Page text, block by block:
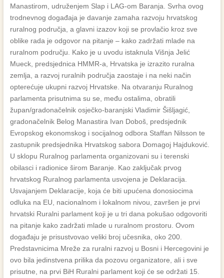
Manastirom, udruženjem Slap i LAG-om Baranja. Svrha ovog
trodnevnog događaja je davanje zamaha razvoju hrvatskog
ruralnog područja, a glavni izazov koji se provlačio kroz sve
oblike rada je odgovor na pitanje – kako zadržati mlade na
ruralnom području. Kako je u uvodu istaknula Višnja Jelić
Mueck, predsjednica HMMR-a, Hrvatska je izrazito ruralna
zemlja, a razvoj ruralnih područja zaostaje i na neki način
opterećuje ukupni razvoj Hrvatske. Na otvaranju Ruralnog
parlamenta prisutnima su se, među ostalima, obratili
župan/gradonačelnik osječko-baranjski Vladimir Šišljagić,
gradonačelnik Belog Manastira Ivan Doboš, predsjednik
Evropskog ekonomskog i socijalnog odbora Staffan Nilsson te
zastupnik predsjednika Hrvatskog sabora Domagoj Hajduković.
U sklopu Ruralnog parlamenta organizovani su i terenski
obilasci i radionice širom Baranje. Kao zaključak prvog
hrvatskog Ruralnog parlamenta usvojena je Deklaracija.
Usvajanjem Deklaracije, koja će biti upućena donosiocima
odluka na EU, nacionalnom i lokalnom nivou, završen je prvi
hrvatski Ruralni parlament koji je u tri dana pokušao odgovoriti
na pitanje kako zadržati mlade u ruralnom prostoru. Ovom
događaju je prisustvovao veliki broj učesnika, oko 200.
Predstavnicima Mreže za ruralni razvoj u Bosni i Hercegovini je
ovo bila jedinstvena prilika da pozovu organizatore, ali i sve
prisutne, na prvi BiH Ruralni parlament koji će se održati 15.